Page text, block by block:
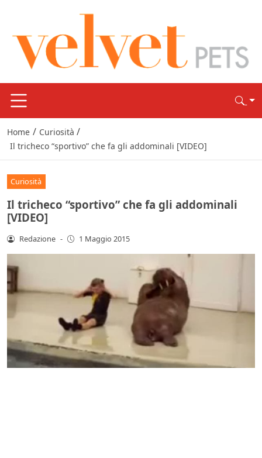
Home / Curiosità /
Il tricheco “sportivo” che fa gli addominali [VIDEO]
Curiosità
Il tricheco “sportivo” che fa gli addominali
[VIDEO]
Redazione - 1 Maggio 2015